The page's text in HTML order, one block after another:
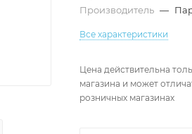
Производитель —
Все характеристики
Цена действительна
магазина и может
розничных магазинах